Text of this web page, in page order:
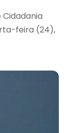
Cidadania
feira (24),